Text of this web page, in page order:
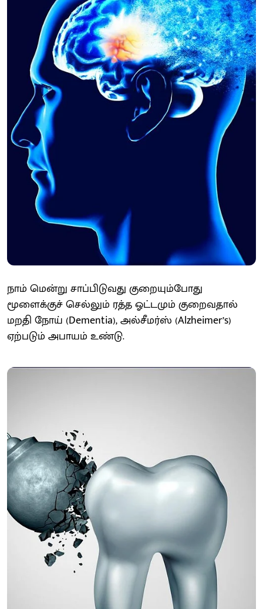
நாம் மென்று சாப்பிடுவது குறையும்போது
மூளைக்குச் செல்லும் ரத்த ஓட்டமும் குறைவதால்
மறதி நோய் (Dementia), அல்சீமர்ஸ் (Alzheimer’s)
ஏற்படும் அபாயம் உண்டு.